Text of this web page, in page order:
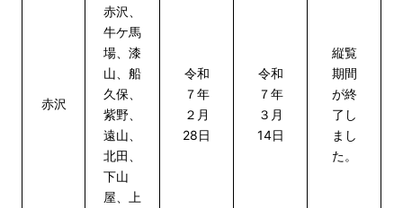
赤沢
赤沢、
牛ケ馬
場、漆
山、船
久保、
紫野、
遠山、
北田、
下山
屋、上
令和
７年
２月
28日
令和
７年
３月
14日
縦覧
期間
が終
了し
まし
た。